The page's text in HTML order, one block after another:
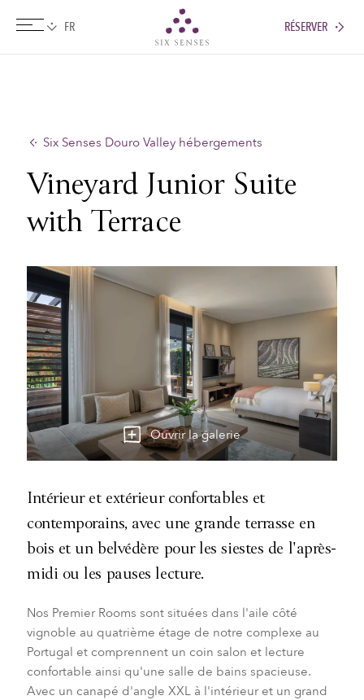
RÉSERVER
Six Senses Douro Valley hébergements
Vineyard Junior Suite
with Terrace
Ouvrir la galerie
Intérieur et extérieur confortables et
contemporains, avec une grande terrasse en
bois et un belvédère pour les siestes de l'après-
midi ou les pauses lecture.
Nos Premier Rooms sont situées dans l'aile côté
vignoble au quatrième étage de notre complexe au
Portugal et comprennent un coin salon et lecture
confortable ainsi qu'une salle de bains spacieuse.
Avec un canapé d'angle XXL à l'intérieur et un grand